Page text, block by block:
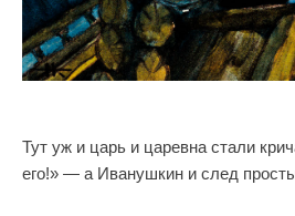
Тут уж и царь и царевна стали
его!» — а Иванушкин и след